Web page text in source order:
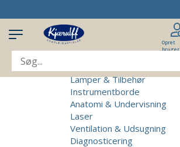
Opret
bruger
Klinikudstyr
Patientstole
Massagebrikse
Lamper & Tilbehør
Instrumentborde
Anatomi & Undervisning
Laser
Ventilation & Udsugning
Diagnosticering